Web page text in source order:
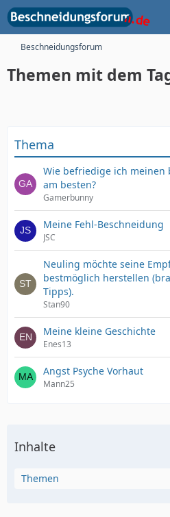
Beschneidungsforum
Themen mit dem
Thema
Wie befriedige ich meinen
am besten?
Gamerbunny
Meine Fehl-Beschneidung
JSC
Neuling möchte seine
bestmöglich herstellen
Tipps).
Stan90
Meine kleine Geschichte
Enes13
Angst Psyche Vorhaut
Mann25
Inhalte
Themen